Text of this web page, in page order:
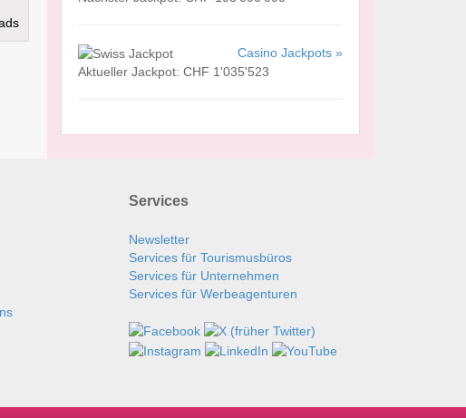
Casino Jackpots »
Aktueller Jackpot: CHF 1'035'523
Services
Newsletter
Services für Tourismusbüros
Services für Unternehmen
Services für Werbeagenturen